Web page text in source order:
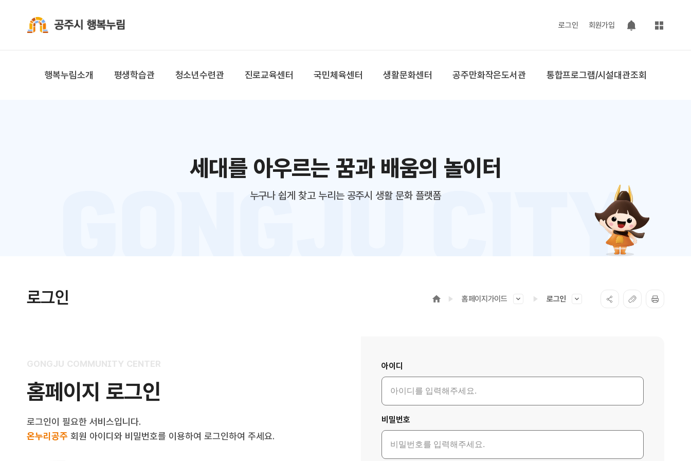
로그인 회원가입
팝업 열기
사이트맵
행복누림소개 평생학습관 청소년수련관 진로교육센터 국민체육센터 생활문화센터 공주만화작은도서관 통합프로그램/시설대관조회
세대를 아우르는 꿈과 배움의 놀이터
누구나 쉽게 찾고 누리는 공주시 생활 문화 플랫폼
로그인 홈페이지가이드 로그인
GONGJU COMMUNITY CENTER
홈페이지 로그인
로그인이 필요한 서비스입니다.
온누리공주 회원 아이디와 비밀번호를 이용하여 로그인하여 주세요.
아이디
비밀번호